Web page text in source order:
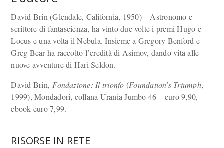
David Brin (Glendale, California, 1950) – Astronomo e
scrittore di fantascienza, ha vinto due volte i premi Hugo e
Locus e una volta il Nebula. Insieme a Gregory Benford e
Greg Bear ha raccolto l’eredità di Asimov, dando vita alle
nuove avventure di Hari Seldon.
David Brin, Fondazione: Il trionfo (Foundation’s Triumph,
1999), Mondadori, collana Urania Jumbo 46 – euro 9,90,
ebook euro 7,99.
RISORSE IN RETE